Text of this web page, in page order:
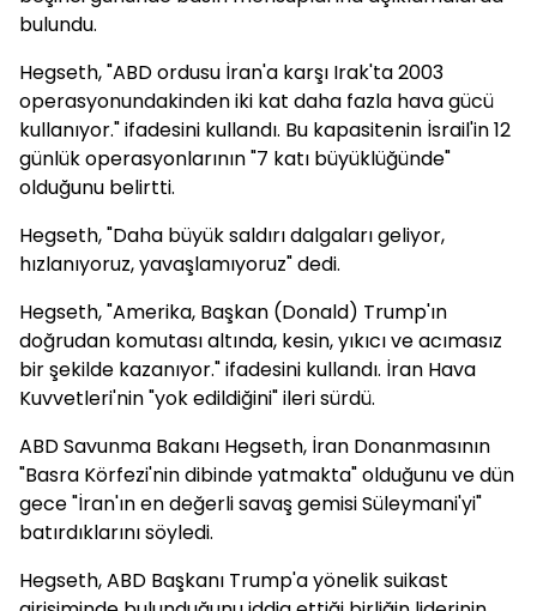
bulundu.
Hegseth, "ABD ordusu İran'a karşı Irak'ta 2003
operasyonundakinden iki kat daha fazla hava gücü
kullanıyor." ifadesini kullandı. Bu kapasitenin İsrail'in 12
günlük operasyonlarının "7 katı büyüklüğünde"
olduğunu belirtti.
Hegseth, "Daha büyük saldırı dalgaları geliyor,
hızlanıyoruz, yavaşlamıyoruz" dedi.
Hegseth, "Amerika, Başkan (Donald) Trump'ın
doğrudan komutası altında, kesin, yıkıcı ve acımasız
bir şekilde kazanıyor." ifadesini kullandı. İran Hava
Kuvvetleri'nin "yok edildiğini" ileri sürdü.
ABD Savunma Bakanı Hegseth, İran Donanmasının
"Basra Körfezi'nin dibinde yatmakta" olduğunu ve dün
gece "İran'ın en değerli savaş gemisi Süleymani'yi"
batırdıklarını söyledi.
Hegseth, ABD Başkanı Trump'a yönelik suikast